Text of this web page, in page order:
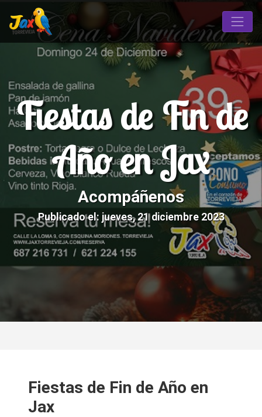
Fiestas de Fin de
Año en Jax
Acompáñenos
Publicado el: jueves, 21 diciembre 2023
Fiestas de Fin de Año en
Jax